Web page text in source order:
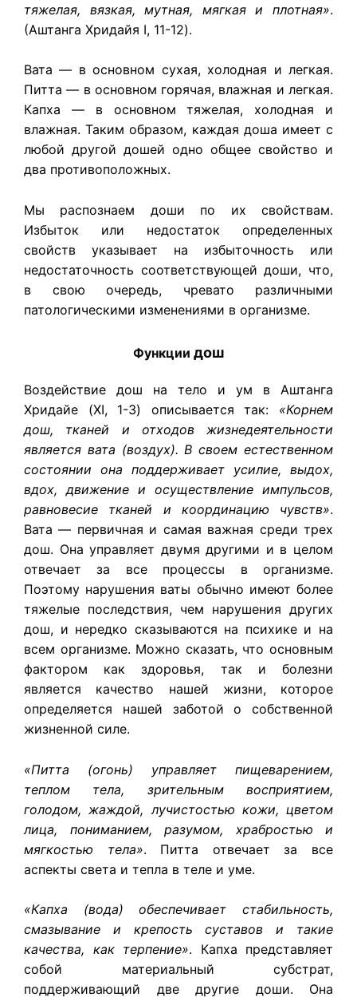
тяжелая, вязкая, мутная, мягкая и плотная».
(Аштанга Хридайя I, 11-12).
Вата — в основном сухая, холодная и легкая.
Питта — в основном горячая, влажная и легкая.
Капха — в основном тяжелая, холодная и
влажная. Таким образом, каждая доша имеет с
любой другой дошей одно общее свойство и
два противоположных.
Мы распознаем доши по их свойствам.
Избыток или недостаток определенных
свойств указывает на избыточность или
недостаточность соответствующей доши, что,
в свою очередь, чревато различными
патологическими изменениями в организме.
Функции дош
Воздействие дош на тело и ум в Аштанга
Хридайе (XI, 1-3) описывается так: «Корнем
дош, тканей и отходов жизнедеятельности
является вата (воздух). В своем естественном
состоянии она поддерживает усилие, выдох,
вдох, движение и осуществление импульсов,
равновесие тканей и координацию чувств».
Вата — первичная и самая важная среди трех
дош. Она управляет двумя другими и в целом
отвечает за все процессы в организме.
Поэтому нарушения ваты обычно имеют более
тяжелые последствия, чем нарушения других
дош, и нередко сказываются на психике и на
всем организме. Можно сказать, что основным
фактором как здоровья, так и болезни
является качество нашей жизни, которое
определяется нашей заботой о собственной
жизненной силе.
«Питта (огонь) управляет пищеварением,
теплом тела, зрительным восприятием,
голодом, жаждой, лучистостью кожи, цветом
лица, пониманием, разумом, храбростью и
мягкостью тела». Питта отвечает за все
аспекты света и тепла в теле и уме.
«Капха (вода) обеспечивает стабильность,
смазывание и крепость суставов и такие
качества, как терпение». Капха представляет
собой материальный субстрат,
поддерживающий две другие доши. Она